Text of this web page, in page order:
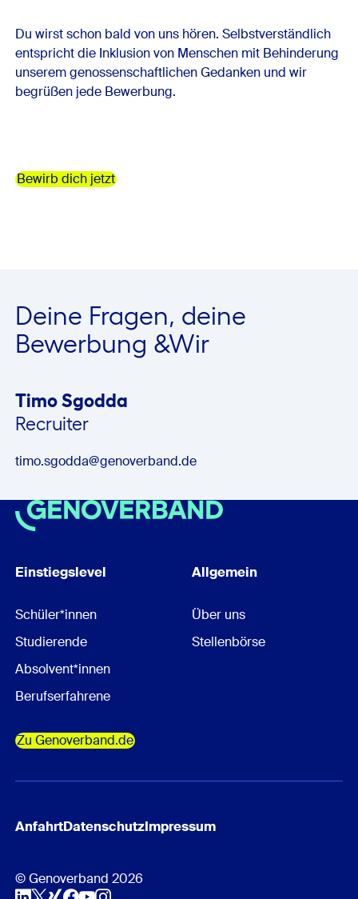
Du wirst schon bald von uns hören. Selbstverständlich
entspricht die Inklusion von Menschen mit Behinderung
unserem genossenschaftlichen Gedanken und wir
begrüßen jede Bewerbung.
Bewirb dich jetzt
Deine Fragen, deine
Bewerbung &Wir
Timo Sgodda
Recruiter
timo.sgodda@genoverband.de
Einstiegslevel
Schüler*innen
Studierende
Absolvent*innen
Berufserfahrene
Allgemein
Über uns
Stellenbörse
Zu Genoverband.de
AnfahrtDatenschutzImpressum
© Genoverband 2026